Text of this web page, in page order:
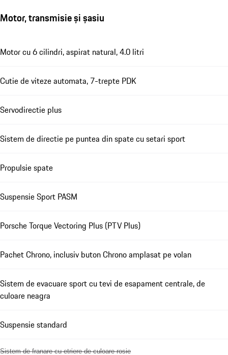
Motor, transmisie și șasiu
Motor cu 6 cilindri, aspirat natural, 4.0 litri
Cutie de viteze automata, 7-trepte PDK
Servodirectie plus
Sistem de directie pe puntea din spate cu setari sport
Propulsie spate
Suspensie Sport PASM
Porsche Torque Vectoring Plus (PTV Plus)
Pachet Chrono, inclusiv buton Chrono amplasat pe volan
Sistem de evacuare sport cu tevi de esapament centrale, de
culoare neagra
Suspensie standard
Sistem de franare cu etriere de culoare rosie